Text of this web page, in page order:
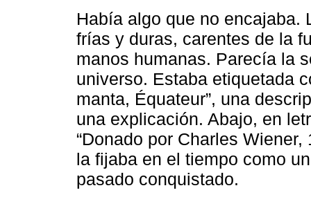
Había algo que no encajaba.
frías y duras, carentes de la
manos humanas. Parecía la
universo. Estaba etiquetada
manta, Équateur”, una
una explicación. Abajo, en
“Donado por Charles
la fijaba en el tiempo como
pasado conquistado.